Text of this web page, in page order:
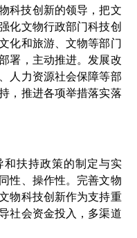
科技创新的领导，把文
化文物行政部门科技创
化和旅游、文物等部门
署，主动推进。发展改
人力资源社会保障等部
，推进各项举措落实落
扶持政策的制定与实
性、操作性。完善文物
物科技创新作为支持重
社会资金投入，多渠道